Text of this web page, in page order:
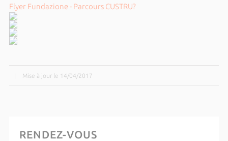
Flyer Fundazione - Parcours CUSTRU?
Mise à jour le 14/04/2017
RENDEZ-VOUS